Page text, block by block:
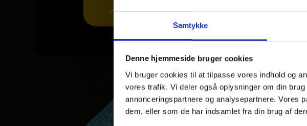
Samtykke
Denne hjemmeside bruger cookies
Vi bruger cookies til at tilpasse vores indhold og
vores trafik. Vi deler også oplysninger om din
annonceringspartnere og analysepartnere. Vores
dem, eller som de har indsamlet fra din brug af
32 95 15 20 Skriv til os